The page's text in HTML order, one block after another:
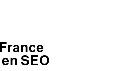
SEO